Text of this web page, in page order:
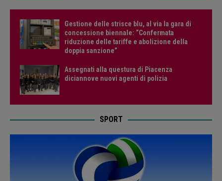
Gestione delle strisce blu, al via la gara di
concessione biennale: “Confermata
riduzione delle tariffe e abolizione della
doppia sanzione”
Assegnati alla questura di Piacenza
diciannove nuovi agenti di polizia
SPORT